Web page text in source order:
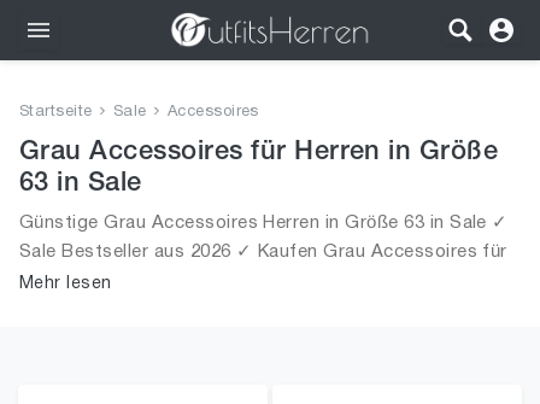
Bekleidung
Schuhe
Startseite Sale Accessoires
Grau Accessoires für Herren in Größe
63 in Sale
Günstige Grau Accessoires Herren in Größe 63 in Sale ✓
Sale Bestseller aus 2026 ✓ Kaufen Grau Accessoires für
Männer in Größe 63 in Sale!
Mehr lesen